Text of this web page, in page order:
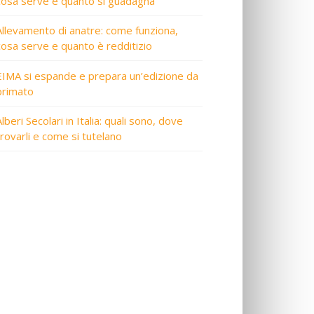
di anatre: come funziona,
serve e quanto è redditizio
si espande e prepara un’edizione da
Secolari in Italia: quali sono, dove
e come si tutelano